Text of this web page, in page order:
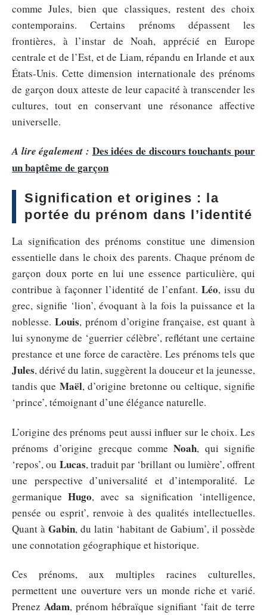
comme Jules, bien que classiques, restent des choix
contemporains. Certains prénoms dépassent les
frontières, à l’instar de Noah, apprécié en Europe
centrale et de l’Est, et de Liam, répandu en Irlande et aux
États-Unis. Cette dimension internationale des prénoms
de garçon doux atteste de leur capacité à transcender les
cultures, tout en conservant une résonance affective
universelle.
A lire également : Des idées de discours touchants pour
un baptême de garçon
Signification et origines : la
portée du prénom dans l’identité
La signification des prénoms constitue une dimension
essentielle dans le choix des parents. Chaque prénom de
garçon doux porte en lui une essence particulière, qui
contribue à façonner l’identité de l’enfant. Léo, issu du
grec, signifie ‘lion’, évoquant à la fois la puissance et la
noblesse. Louis, prénom d’origine française, est quant à
lui synonyme de ‘guerrier célèbre’, reflétant une certaine
prestance et une force de caractère. Les prénoms tels que
Jules, dérivé du latin, suggèrent la douceur et la jeunesse,
tandis que Maël, d’origine bretonne ou celtique, signifie
‘prince’, témoignant d’une élégance naturelle.
L’origine des prénoms peut aussi influer sur le choix. Les
prénoms d’origine grecque commeNoah, qui signifie
‘repos’, ou Lucas, traduit par ‘brillant ou lumière’, offrent
une perspective d’universalité et d’intemporalité. Le
germaniqueHugo, avec sa signification ‘intelligence,
pensée ou esprit’, renvoie à des qualités intellectuelles.
Quant à Gabin, du latin ‘habitant de Gabium’, il possède
une connotation géographique et historique.
Ces prénoms, aux multiples racines culturelles,
permettent une ouverture vers un monde riche et varié.
Prenez Adam, prénom hébraïque signifiant ‘fait de terre